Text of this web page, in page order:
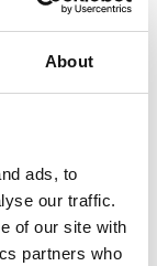
About
ads, to
our traffic.
of our site with
partners who
L’utilizzo di
dimostra come
di
e desideri
per i
non
nella tua
e supporto